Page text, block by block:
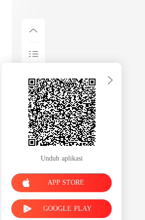
Unduh aplikasi
APP STORE
GOOGLE PLAY